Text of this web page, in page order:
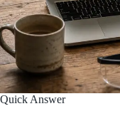
Quick Answer